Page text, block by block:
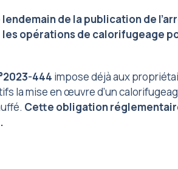
de la publication de
opérations de calorifugeage
444 impose déjà aux
la mise en œuvre d’un
Cette obligation